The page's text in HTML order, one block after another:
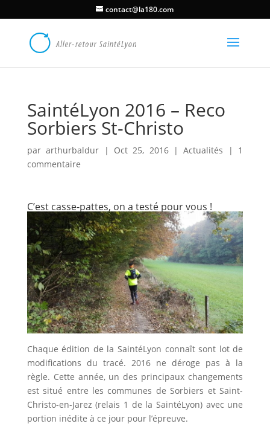
contact@la180.com
SaintéLyon 2016 – Reco
Sorbiers St-Christo
pararthurbaldur | Oct 25, 2016|Actualités | 1
commentaire
C’est casse-pattes, on a testé pour vous !
Chaque édition de la SaintéLyon connaît sont lot de
modifications du tracé. 2016 ne déroge pas à la
règle. Cette année, un des principaux changements
est situé entre les communes de Sorbiers et Saint-
Christo-en-Jarez (relais 1 de la SaintéLyon) avec une
portion inédite à ce jour pour l’épreuve.